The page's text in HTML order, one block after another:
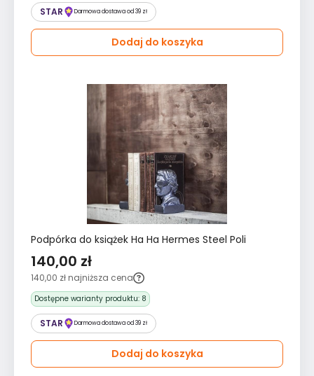
STAR Darmowa dostawa od 39 zł
Dodaj do koszyka
Podpórka do książek Ha Ha Hermes Steel Poli
140,00 zł
140,00 zł najniższa cena
Dostępne warianty produktu: 8
STAR Darmowa dostawa od 39 zł
Dodaj do koszyka